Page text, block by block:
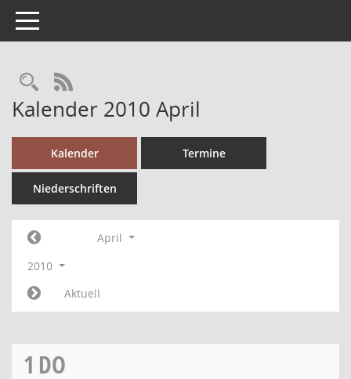
Toggle navigation
RSS-Feed
Kalender 2010 April
Kalender Termine
Niederschriften
April
2010
Aktuell
1 DO